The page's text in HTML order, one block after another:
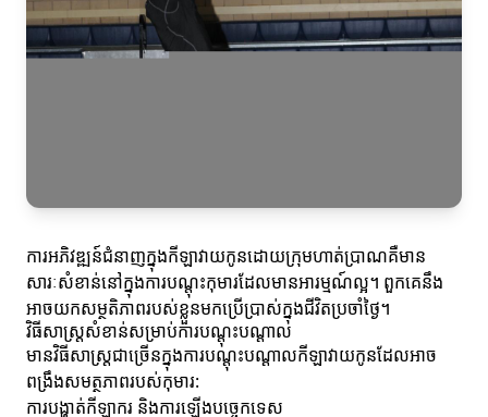
ការអភិវឌ្ឍន៍ជំនាញក្នុងកីឡាវាយកូនដោយក្រុមហាត់ប្រាណគឺមាន
សារៈសំខាន់នៅក្នុងការបណ្តុះកុមារដែលមានអារម្មណ៍ល្អ។ ពួកគេនឹង
អាចយកសម្ថតិភាពរបស់ខ្លួនមកប្រើប្រាស់ក្នុងជីវិតប្រចាំថ្ងៃ។
វិធីសាស្ត្រសំខាន់សម្រាប់ការបណ្ដុះបណ្ដាល
មានវិធីសាស្ត្រជាច្រើនក្នុងការបណ្ដុះបណ្ដាលកីឡាវាយកូនដែលអាច
ពង្រឹងសមត្ថភាពរបស់កុមារ:
ការបង្ហាត់កីឡាករ និងការឡើងបច្ចេកទេស